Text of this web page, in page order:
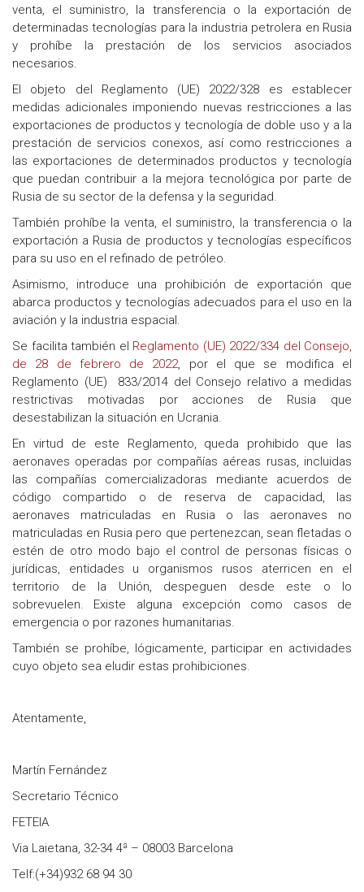
venta, el suministro, la transferencia o la exportación de
determinadas tecnologías para la industria petrolera en Rusia
y prohíbe la prestación de los servicios asociados
necesarios.
El objeto del Reglamento (UE) 2022/328 es establecer
medidas adicionales imponiendo nuevas restricciones a las
exportaciones de productos y tecnología de doble uso y a la
prestación de servicios conexos, así como restricciones a
las exportaciones de determinados productos y tecnología
que puedan contribuir a la mejora tecnológica por parte de
Rusia de su sector de la defensa y la seguridad.
También prohíbe la venta, el suministro, la transferencia o la
exportación a Rusia de productos y tecnologías específicos
para su uso en el refinado de petróleo.
Asimismo, introduce una prohibición de exportación que
abarca productos y tecnologías adecuados para el uso en la
aviación y la industria espacial.
Se facilita también el Reglamento (UE) 2022/334 del Consejo,
de 28 de febrero de 2022, por el que se modifica el
Reglamento (UE) 833/2014 del Consejo relativo a medidas
restrictivas motivadas por acciones de Rusia que
desestabilizan la situación en Ucrania.
En virtud de este Reglamento, queda prohibido que las
aeronaves operadas por compañías aéreas rusas, incluidas
las compañías comercializadoras mediante acuerdos de
código compartido o de reserva de capacidad, las
aeronaves matriculadas en Rusia o las aeronaves no
matriculadas en Rusia pero que pertenezcan, sean fletadas o
estén de otro modo bajo el control de personas físicas o
jurídicas, entidades u organismos rusos aterricen en el
territorio de la Unión, despeguen desde este o lo
sobrevuelen. Existe alguna excepción como casos de
emergencia o por razones humanitarias.
También se prohíbe, lógicamente, participar en actividades
cuyo objeto sea eludir estas prohibiciones.
Atentamente,
Martín Fernández
Secretario Técnico
FETEIA
Via Laietana, 32-34 4ª – 08003 Barcelona
Telf:(+34)932 68 94 30